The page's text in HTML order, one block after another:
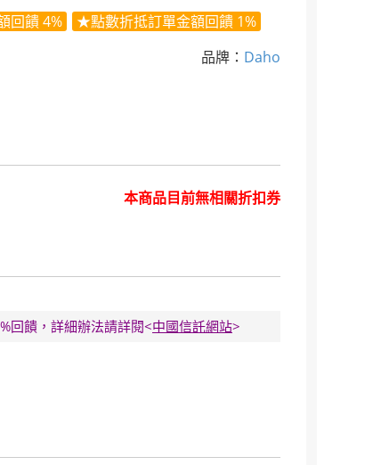
回饋 4%
★點數折抵訂單金額回饋 1%
品牌： Daho
本商品目前無相關折扣券
回饋，詳細辦法請詳閱<中國信託網站>